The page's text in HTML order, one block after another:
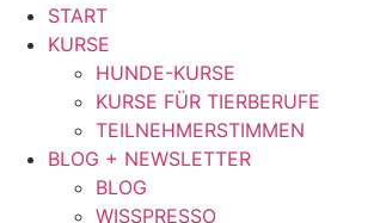
START
KURSE
HUNDE-KURSE
KURSE FÜR TIERBERUFE
TEILNEHMERSTIMMEN
BLOG + NEWSLETTER
BLOG
WISSPRESSO